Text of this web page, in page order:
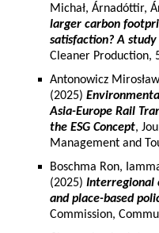
Michał, Árnadóttir,
larger carbon
satisfaction? A
Cleaner Production,
Antonowicz
(2025)
Asia-Europe Rail
the ESG Concept,
Management and
Boschma Ron,
(2025) Interregional
and place-based
Commission,